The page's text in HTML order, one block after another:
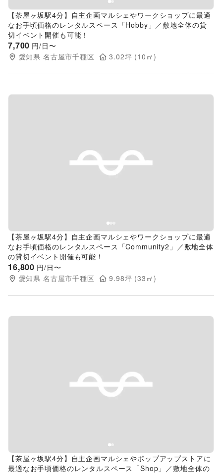
【茶屋ヶ坂駅4分】自主企画マルシェやワークショップに最適
なお手頃価格のレンタルスペース「Hobby」／敷地全体の貸
切イベント開催も可能！
7,700 円/日〜
愛知県 名古屋市千種区 3.02坪 (10 ㎡)
Previous slide
【茶屋ヶ坂駅4分】自主企画マルシェやワークショップに最適
なお手頃価格のレンタルスペース「Community2」／敷地全体
の貸切イベント開催も可能！
16,800 円/日〜
愛知県 名古屋市千種区 9.98坪 (33 ㎡)
Previous slide
【茶屋ヶ坂駅4分】自主企画マルシェやポップアップストアに
最適なお手頃価格のレンタルスペース「Shop」／敷地全体の